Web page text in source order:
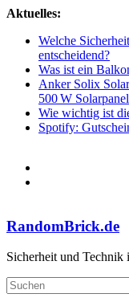
Zum
springen
Aktuelles:
Welche
entscheidend?
Was ist ein
Anker Solix
500 W
Wie wichtig ist
Spotify:
RandomBrick.de
Sicherheit und